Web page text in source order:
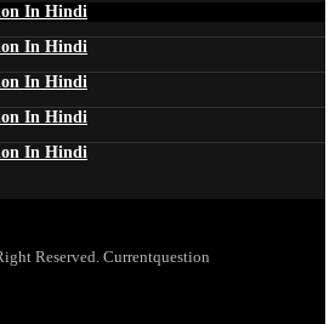
In Hindi
In Hindi
In Hindi
In Hindi
In Hindi
Reserved. Currentquestion